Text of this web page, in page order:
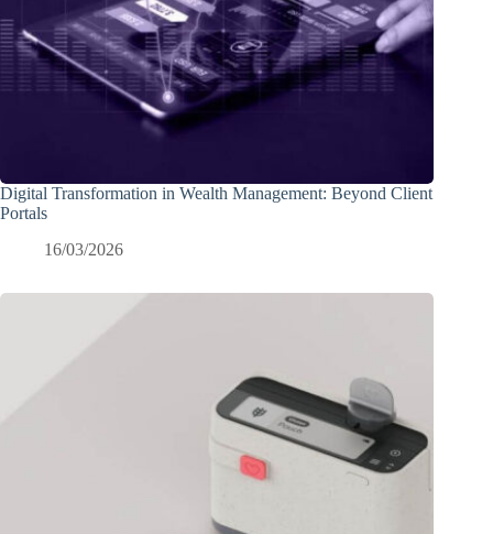
Digital Transformation in Wealth Management: Beyond Client
Portals
16/03/2026